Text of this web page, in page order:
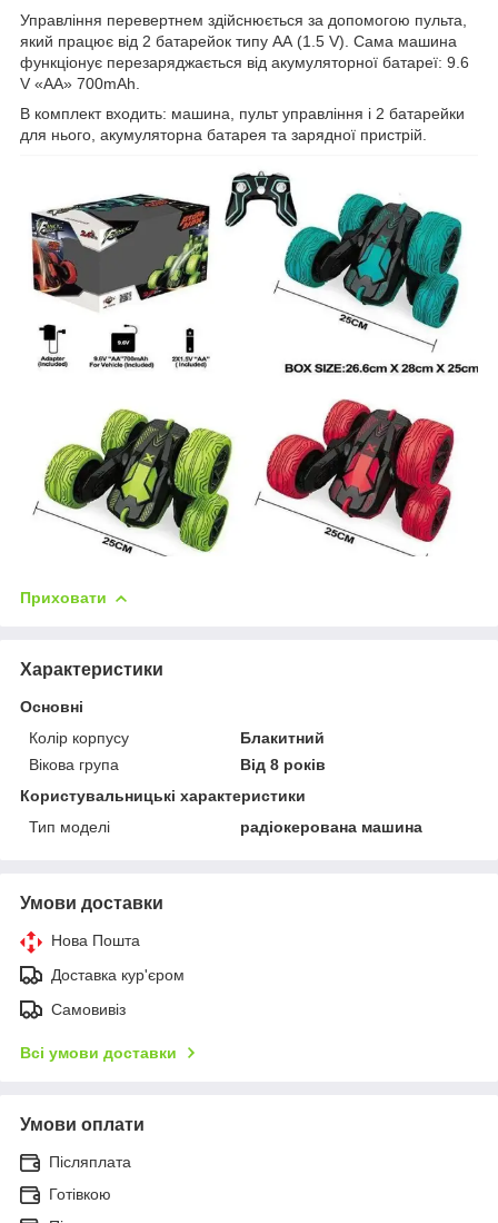
Управління перевертнем здійснюється за допомогою пульта,
який працює від 2 батарейок типу АА (1.5 V). Сама машина
функціонує перезаряджається від акумуляторної батареї: 9.6
V «АА» 700mAh.
В комплект входить: машина, пульт управління і 2 батарейки
для нього, акумуляторна батарея та зарядної пристрій.
Приховати
Характеристики
Основні
Колір корпусу
Блакитний
Вікова група
Від 8 років
Користувальницькі характеристики
Тип моделі
радіокерована машина
Умови доставки
Нова Пошта
Доставка кур'єром
Самовивіз
Всі умови доставки
Умови оплати
Післяплата
Готівкою